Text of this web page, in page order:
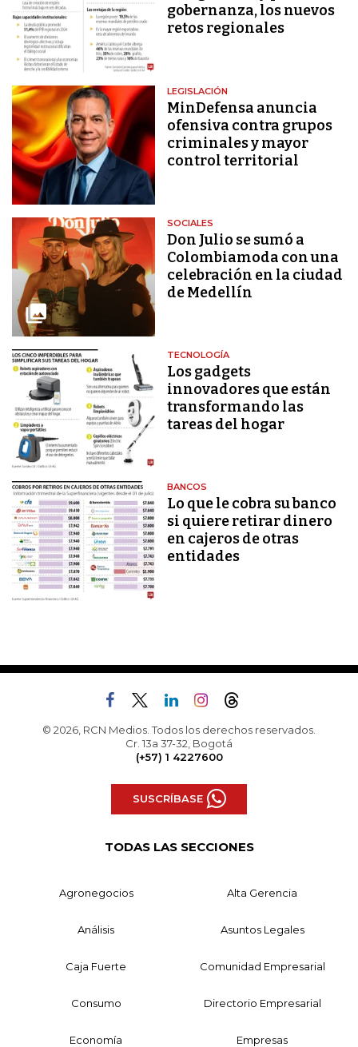
gobernanza, los nuevos
retos regionales
LEGISLACIÓN
MinDefensa anuncia
ofensiva contra grupos
criminales y mayor
control territorial
SOCIALES
Don Julio se sumó a
Colombiamoda con una
celebración en la ciudad
de Medellín
TECNOLOGÍA
Los gadgets
innovadores que están
transformando las
tareas del hogar
BANCOS
Lo que le cobra su banco
si quiere retirar dinero
en cajeros de otras
entidades
© 2026, RCN Medios. Todos los derechos reservados.
Cr. 13a 37-32, Bogotá
(+57) 1 4227600
SUSCRÍBASE
TODAS LAS SECCIONES
Agronegocios Alta Gerencia
Análisis Asuntos Legales
Caja Fuerte Comunidad Empresarial
Consumo Directorio Empresarial
Economía Empresas